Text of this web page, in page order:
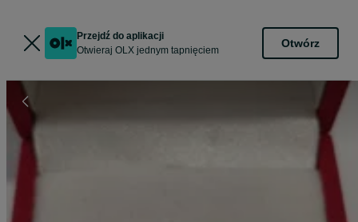
Przejdź do aplikacji
Otwieraj OLX jednym tapnięciem
Otwórz